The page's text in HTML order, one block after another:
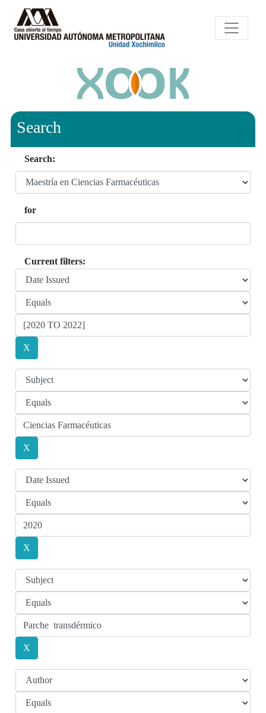
Search
Search:
for
Current filters: